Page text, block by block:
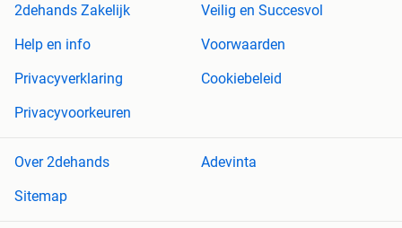
2dehands Zakelijk
Veilig en Succesvol
Help en info
Voorwaarden
Privacyverklaring
Cookiebeleid
Privacyvoorkeuren
Over 2dehands
Adevinta
Sitemap